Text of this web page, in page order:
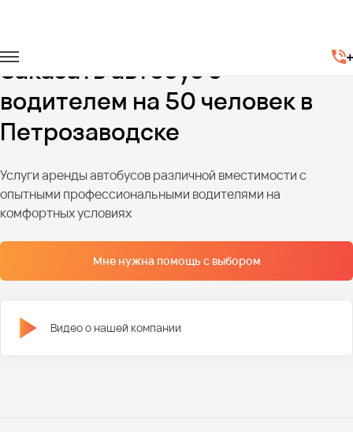
Заказать автобус с
водителем на 50 человек в
Петрозаводске
Услуги аренды автобусов различной вместимости с
опытными профессиональными водителями на
комфортных условиях
Мне нужна помощь с выбором
Видео о нашей компании